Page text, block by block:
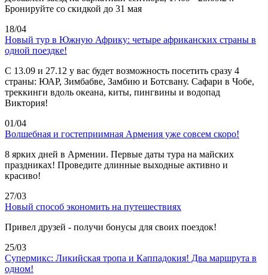
Бронируйте со скидкой до 31 мая
18/04
Новый тур в Южную Африку: четыре африканских страны в
одной поездке!
C 13.09 и 27.12 у вас будет возможность посетить сразу 4
страны: ЮАР, Зимбабве, Замбию и Ботсвану. Сафари в Чобе,
треккинги вдоль океана, киты, пингвины и водопад
Виктория!
01/04
Волшебная и гостеприимная Армения уже совсем скоро!
8 ярких дней в Армении. Первые даты тура на майских
праздниках! Проведите длинные выходные активно и
красиво!
27/03
Новый способ экономить на путешествиях
Привел друзей - получи бонусы для своих поездок!
25/03
Супермикс: Ликийская тропа и Каппадокия! Два маршрута в
одном!